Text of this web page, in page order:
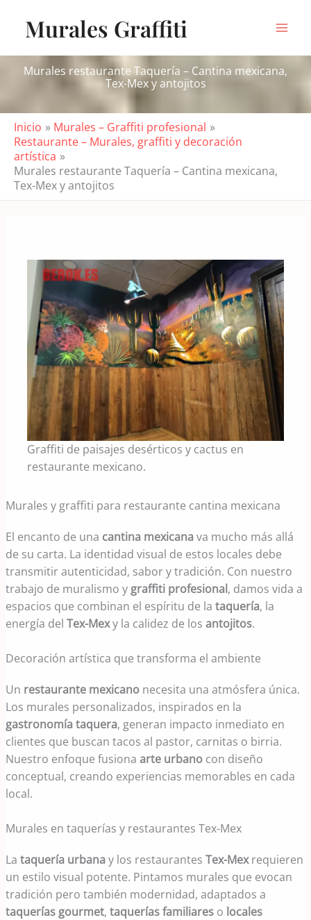
contenidoMurales Graffiti
Murales restaurante Taquería – Cantina mexicana,
Tex-Mex y antojitos
Inicio
Murales – Graffiti profesional
Restaurante – Murales, graffiti y decoración
artística
Murales restaurante Taquería – Cantina mexicana,
Tex-Mex y antojitos
Graffiti de paisajes desérticos y cactus en
restaurante mexicano.
Murales y graffiti para restaurante cantina mexicana
El encanto de una cantina mexicanava mucho más allá
de su carta. La identidad visual de estos locales debe
transmitir autenticidad, sabor y tradición. Con nuestro
trabajo de muralismo y graffiti profesional, damos vida a
espacios que combinan el espíritu de lataquería, la
energía delTex-Mexy la calidez de losantojitos.
Decoración artística que transforma el ambiente
Un restaurante mexicano necesita una atmósfera única.
Los murales personalizados, inspirados en la
gastronomía taquera, generan impacto inmediato en
clientes que buscan tacos al pastor, carnitas o birria.
Nuestro enfoque fusionaarte urbano con diseño
conceptual, creando experiencias memorables en cada
local.
Murales en taquerías y restaurantes Tex-Mex
Lataquería urbanay los restaurantesTex-Mexrequieren
un estilo visual potente. Pintamos murales que evocan
tradición pero también modernidad, adaptados a
taquerías gourmet,taquerías familiares o locales